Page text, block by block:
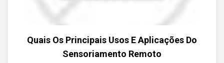
Quais Os Principais Usos E Aplicações Do
Sensoriamento Remoto